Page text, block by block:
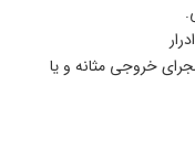
خروجی مثانه و یا